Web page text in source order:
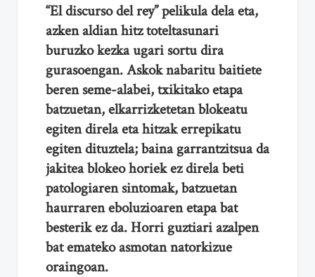
“El discurso del rey” pelikula dela eta,
azken aldian hitz toteltasunari
buruzko kezka ugari sortu dira
gurasoengan. Askok nabaritu baitiete
beren seme-alabei, txikitako etapa
batzuetan, elkarrizketetan blokeatu
egiten direla eta hitzak errepikatu
egiten dituztela; baina garrantzitsua da
jakitea blokeo horiek ez direla beti
patologiaren sintomak, batzuetan
haurraren eboluzioaren etapa bat
besterik ez da. Horri guztiari azalpen
bat emateko asmotan natorkizue
oraingoan.